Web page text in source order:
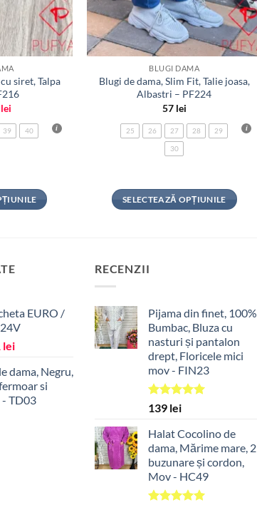
siret, Talpa
lei
este:
49 lei.
39 40
BLUGI DAMA
Blugi de dama, Slim Fit, Talie joasa,
Albastri – PF224
57 lei
25 26 27 28 29
30
SELECTEAZĂ OPȚIUNILE
Opțiunile
pot
fi
alese
în
pagina
produsului.
EURO /
leiPrețul
este:
21 lei.
dama, Negru,
si
TD03
RECENZII
Pijama din finet, 100%
Bumbac, Bluza cu
nasturi și pantalon
drept, Floricele mici
mov - FIN23
Evaluat la
139 lei
Halat Cocolino de
dama, Mărime mare, 2
buzunare și cordon,
Mov - HC49